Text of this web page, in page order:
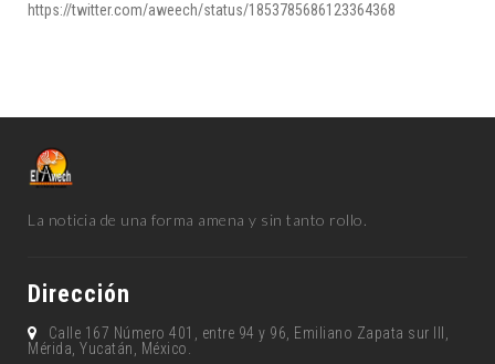
https://twitter.com/aweech/status/1853785686123364368
La noticia de una forma amena y sin tanto rollo.
Dirección
Calle 167 Número 401, entre 94 y 96, Emiliano Zapata sur lll,
Mérida, Yucatán, México.